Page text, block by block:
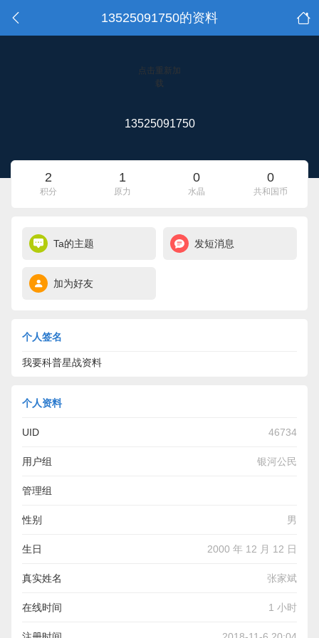
13525091750的资料
点击重新加
载
13525091750
2
积分
1
原力
0
水晶
0
共和国币
Ta的主题 发短消息
加为好友
个人签名
我要科普星战资料
个人资料
UID 46734
用户组 银河公民
管理组
性别 男
生日 2000 年 12 月 12 日
真实姓名 张家斌
在线时间 1 小时